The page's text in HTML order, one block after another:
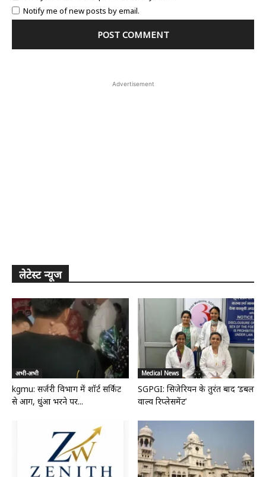
Notify me of new posts by email.
Advertisement
लेटेस्ट न्यूज
अभी-अभी
kgmu: सर्जरी विभाग में शॉर्ट सर्किट
से आग, धुंआ भरने पर...
Medical News
SGPGI: सिजेरियन के तुरंत बाद ‘डबल
वाल्व रिप्लेसमेंट’